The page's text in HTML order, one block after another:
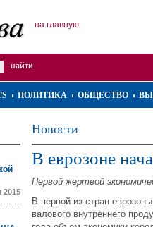
на главную
ПОЛИТИКА ОБЩЕСТВО
2015
Новости
В еврозоне
Первой жертвой
В первой из стран
валового внутреннего